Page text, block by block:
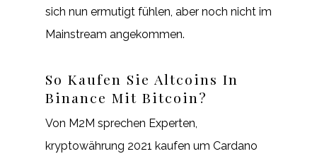
sich nun ermutigt fühlen, aber noch nicht im
Mainstream angekommen.
So Kaufen Sie Altcoins In
Binance Mit Bitcoin?
Von M2M sprechen Experten,
kryptowährung 2021 kaufen um Cardano